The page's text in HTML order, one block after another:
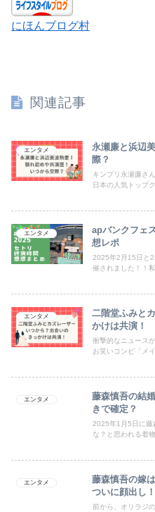
にほんブログ村
関連記事
エンタメ
永瀬廉と浜辺
際？
キンプリ永瀬廉さ
日本の人気トップ
エンタメ
apバンクフェ
想レポ
2025年2月15日と
催されました！！私
エンタメ
二階堂ふみと
かけは共演！
衝撃的なニュース
お笑いコンビ「メ
エンタメ
藤森慎吾の結
きで確定？
2025年1月5日に藤
な？と思われる着
エンタメ
藤森慎吾の嫁
ついに顔出し！
前から、オリラジ